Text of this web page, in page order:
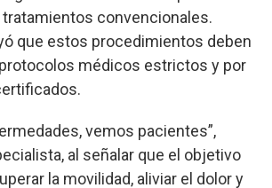
convencionales.
que estos procedimientos deben
médicos estrictos y por
vemos pacientes”,
al señalar que el objetivo
la movilidad, aliviar el dolor y